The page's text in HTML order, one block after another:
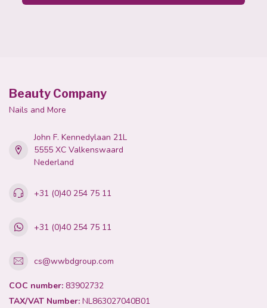
Beauty Company
Nails and More
John F. Kennedylaan 21L
5555 XC Valkenswaard
Nederland
+31 (0)40 254 75 11
+31 (0)40 254 75 11
cs@wwbdgroup.com
COC number: 83902732
TAX/VAT Number: NL863027040B01